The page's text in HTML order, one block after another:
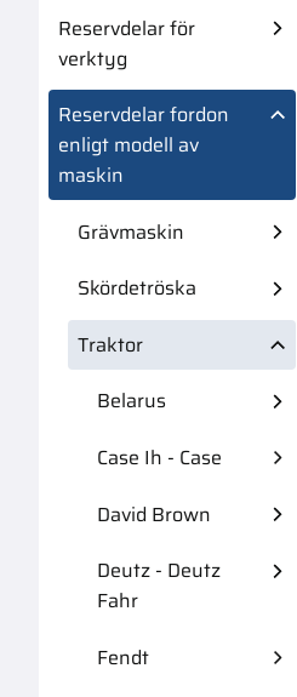
Reservdelar för
verktyg
Reservdelar fordon
enligt modell av
maskin
Grävmaskin
Skördetröska
Traktor
Belarus
Case Ih - Case
David Brown
Deutz - Deutz
Fahr
Fendt